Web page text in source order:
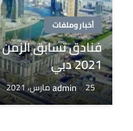
أخبار وملفات
فنادق تسابق الزمن
2021 دبي
admin 25 مارس، 2021